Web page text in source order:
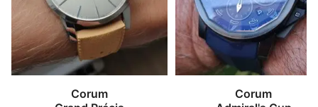
rapport au concept.La marque se juge moins sur
une “ligne unique” que sur une capacité à créer des
repères: des montres qui incarnent une époque, un
geste esthétique, une idée de matière ou de symbole.
C’est un ADN très particulier dans l’horlogerie suisse,
et c’est aussi ce qui fait que Corum peut séduire des
Corum
Corum